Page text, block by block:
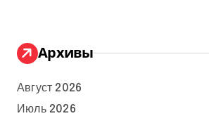
Архивы
Август 2026
Июль 2026